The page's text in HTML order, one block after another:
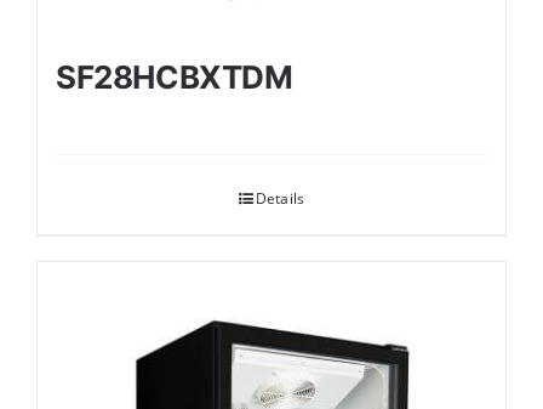
SF28HCBXTDM
Details